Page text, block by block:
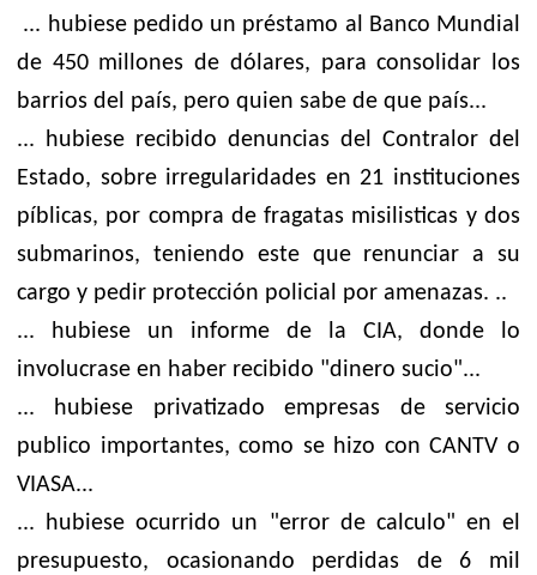
... hubiese pedido un préstamo al Banco Mundial
de 450 millones de dólares, para consolidar los
barrios del país, pero quien sabe de que país...
... hubiese recibido denuncias del Contralor del
Estado, sobre irregularidades en 21 instituciones
píblicas, por compra de fragatas misilisticas y dos
submarinos, teniendo este que renunciar a su
cargo y pedir protección policial por amenazas. ..
... hubiese un informe de la CIA, donde lo
involucrase en haber recibido "dinero sucio"...
... hubiese privatizado empresas de servicio
publico importantes, como se hizo con CANTV o
VIASA...
... hubiese ocurrido un "error de calculo" en el
presupuesto, ocasionando perdidas de 6 mil